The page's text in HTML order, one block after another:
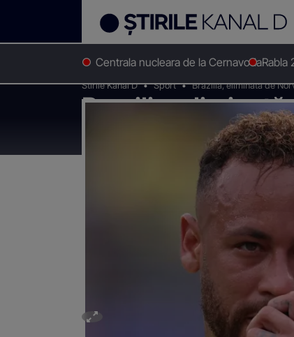
Centrala nucleara de la CernavodaRabla
Stirile Kanal D Sport Brazilia, eliminată de
Brazilia, eliminată
Neymar, în